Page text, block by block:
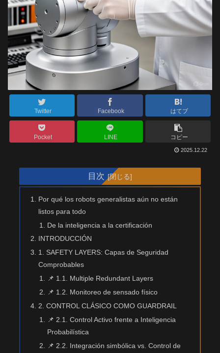
Twitter Facebook はてブ
Pocket LINE コピー
2025.12.22
目次
Por qué los robots generalistas aún no están
listos para todo
De la inteligencia a la certificación
INTRODUCCIÓN
1. SAFETY LAYERS: Capas de Seguridad
Comprobables
📌 1.1. Multiple Redundant Layers
📌 1.2. Monitoreo de sensado físico
2. CONTROL CLÁSICO COMO GUARDRAIL
📌 2.1. Control Activo frente a Inteligencia
Probabilística
📌 2.2. Integración simbólica vs. Control de